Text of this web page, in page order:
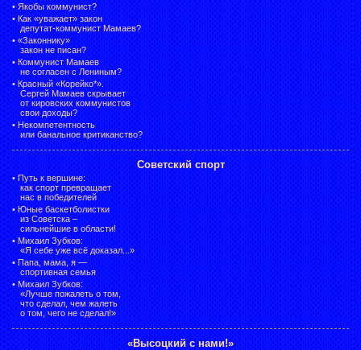
• Якобы коммунист?
• Как «уважает» закон
депутат-коммунист Мамаев?
• «Законнику»
закон не писан?
• Коммунист Мамаев
не согласен с Лениным?
• Красный «Корейко*».
Сергей Мамаев скрывает
от кировских коммунистов
свои доходы?
• Некомпетентность
или банальное критиканство?
Советский спорт
• Путь к вершине:
как спорт превращает
нас в победителей
• Юные баскетболистки
из Советска –
сильнейшие в области!
• Михаил Зубков:
«Я себе уже всё доказал...»
• Папа, мама, я —
спортивная семья
• Михаил Зубков:
«Лучше пожалеть о том,
что сделал, чем жалеть
о том, чего не сделал!»
«Высоцкий с нами!»